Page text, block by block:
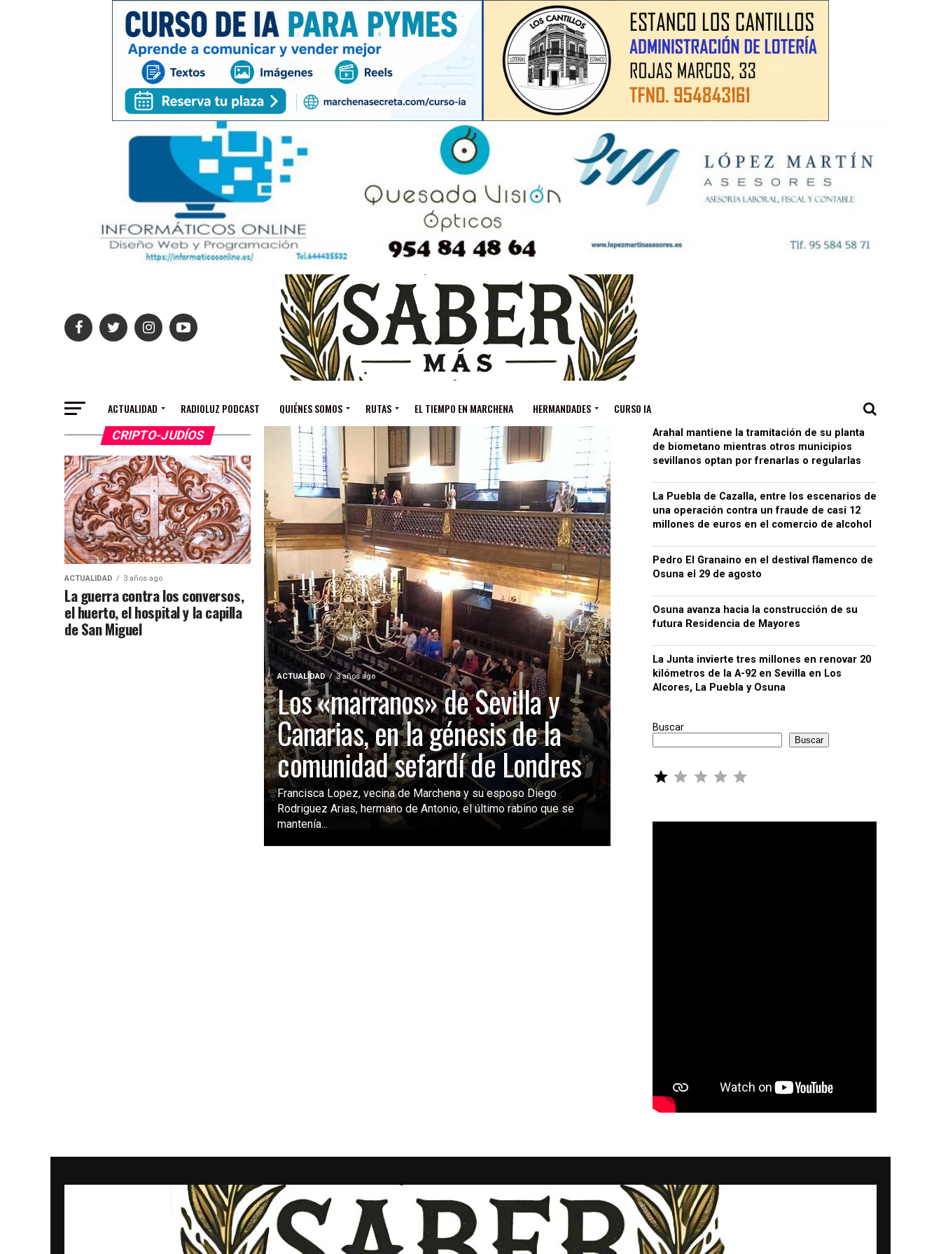
ACTUALIDAD RADIOLUZ PODCAST QUIÉNES SOMOS RUTAS EL TIEMPO EN MARCHENA HERMANDADES CURSO IA
ACTUALIDAD 3 años ago
Los «marranos» de Sevilla y
Canarias, en la génesis de la
comunidad sefardí de Londres
Francisca Lopez, vecina de Marchena y su esposo Diego
Rodriguez Arias, hermano de Antonio, el último rabino que se
mantenía...
CRIPTO-JUDÍOS
ACTUALIDAD 3 años ago
La guerra contra los conversos,
el huerto, el hospital y la capilla
de San Miguel
Arahal mantiene la tramitación de su planta
de biometano mientras otros municipios
sevillanos optan por frenarlas o regularlas
La Puebla de Cazalla, entre los escenarios de
una operación contra un fraude de casi 12
millones de euros en el comercio de alcohol
Pedro El Granaino en el destival flamenco de
Osuna el 29 de agosto
Osuna avanza hacia la construcción de su
futura Residencia de Mayores
La Junta invierte tres millones en renovar 20
kilómetros de la A-92 en Sevilla en Los
Alcores, La Puebla y Osuna
Buscar
Buscar